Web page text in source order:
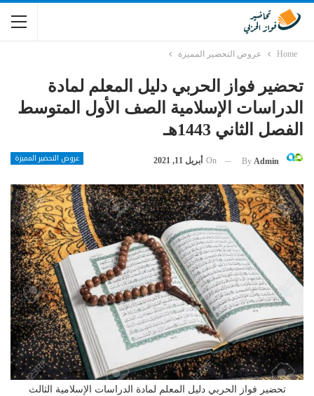
Home عروض التحضير المميزة
تحضير فواز الحربي دليل المعلم لمادة
الدراسات الإسلامية الصف الأول المتوسط
الفصل الثاني 1443هـ
عروض التحضير المميزة By Admin
On أبريل 11, 2021
تحضير فواز الحربي دليل المعلم لمادة الدراسات الإسلامية الثالث